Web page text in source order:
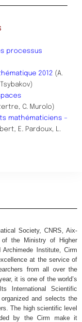
processus
2012 (A.
C. Murolo)
mathématiciens –
E. Pardoux, L.
Society, CNRS, Aix-
of the Ministry of Higher
Institute, Cirm
at the service of
from all over the
it is one of the world’s
International Scientific
and selects the
The high scientific level
by the Cirm make it